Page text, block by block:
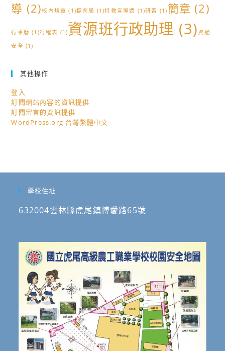
導 (2)校內規章 (1)檔案局 (1)特教宣導週 (1)研習 (1) 簡章 (2)
行事曆 (1)行程表 (1)資源班行政助理 (3)資通
安全 (1)
其他操作
登入
訂閱網站內容的資訊提供
訂閱留言的資訊提供
WordPress.org 台灣繁體中文
學校住址
632004雲林縣虎尾鎮博愛路65號